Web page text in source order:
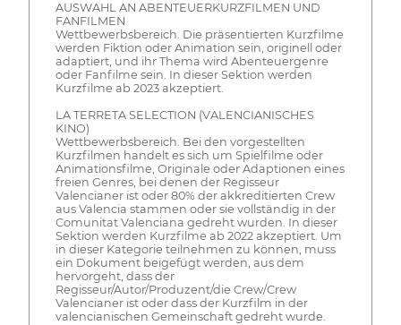
AUSWAHL AN ABENTEUERKURZFILMEN UND
FANFILMEN
Wettbewerbsbereich. Die präsentierten Kurzfilme
werden Fiktion oder Animation sein, originell oder
adaptiert, und ihr Thema wird Abenteuergenre
oder Fanfilme sein. In dieser Sektion werden
Kurzfilme ab 2023 akzeptiert.
LA TERRETA SELECTION (VALENCIANISCHES
KINO)
Wettbewerbsbereich. Bei den vorgestellten
Kurzfilmen handelt es sich um Spielfilme oder
Animationsfilme, Originale oder Adaptionen eines
freien Genres, bei denen der Regisseur
Valencianer ist oder 80% der akkreditierten Crew
aus Valencia stammen oder sie vollständig in der
Comunitat Valenciana gedreht wurden. In dieser
Sektion werden Kurzfilme ab 2022 akzeptiert. Um
in dieser Kategorie teilnehmen zu können, muss
ein Dokument beigefügt werden, aus dem
hervorgeht, dass der
Regisseur/Autor/Produzent/die Crew/Crew
Valencianer ist oder dass der Kurzfilm in der
valencianischen Gemeinschaft gedreht wurde.